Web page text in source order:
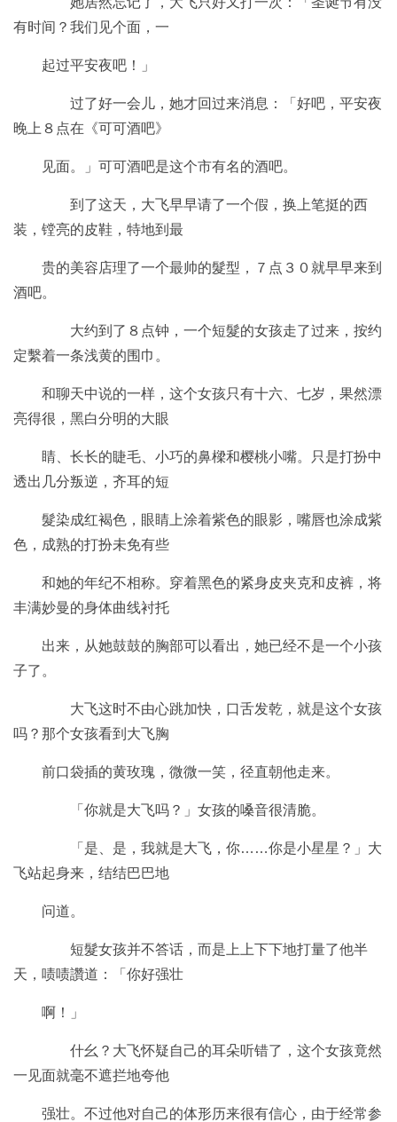
有时间？我们见个面，一
起过平安夜吧！」
过了好一会儿，她才回过来消息：「好吧，平安夜
晚上８点在《可可酒吧》
见面。」可可酒吧是这个市有名的酒吧。
到了这天，大飞早早请了一个假，换上笔挺的西
装，镗亮的皮鞋，特地到最
贵的美容店理了一个最帅的髮型，７点３０就早早来到
酒吧。
大约到了８点钟，一个短髮的女孩走了过来，按约
定繫着一条浅黄的围巾。
和聊天中说的一样，这个女孩只有十六、七岁，果然漂
亮得很，黑白分明的大眼
睛、长长的睫毛、小巧的鼻樑和樱桃小嘴。只是打扮中
透出几分叛逆，齐耳的短
髮染成红褐色，眼睛上涂着紫色的眼影，嘴唇也涂成紫
色，成熟的打扮未免有些
和她的年纪不相称。穿着黑色的紧身皮夹克和皮裤，将
丰满妙曼的身体曲线衬托
出来，从她鼓鼓的胸部可以看出，她已经不是一个小孩
子了。
大飞这时不由心跳加快，口舌发乾，就是这个女孩
吗？那个女孩看到大飞胸
前口袋插的黄玫瑰，微微一笑，径直朝他走来。
「你就是大飞吗？」女孩的嗓音很清脆。
「是、是，我就是大飞，你……你是小星星？」大
飞站起身来，结结巴巴地
问道。
短髮女孩并不答话，而是上上下下地打量了他半
天，啧啧讚道：「你好强壮
啊！」
什幺？大飞怀疑自己的耳朵听错了，这个女孩竟然
一见面就毫不遮拦地夸他
强壮。不过他对自己的体形历来很有信心，由于经常参